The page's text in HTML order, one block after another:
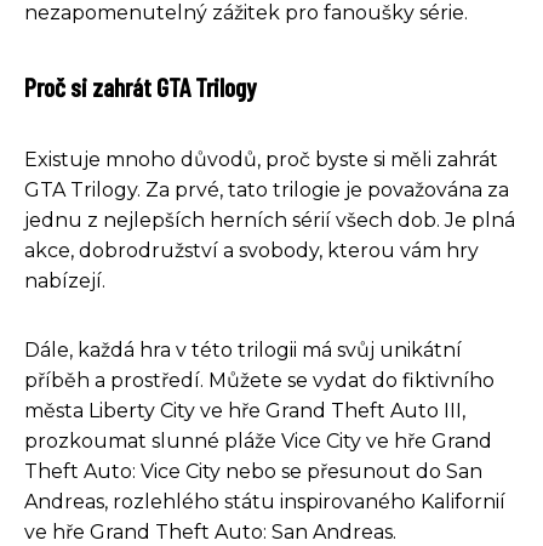
nezapomenutelný zážitek pro fanoušky série.
Proč si zahrát GTA Trilogy
Existuje mnoho důvodů, proč byste si měli zahrát
GTA Trilogy. Za prvé, tato trilogie je považována za
jednu z nejlepších herních sérií všech dob. Je plná
akce, dobrodružství a svobody, kterou vám hry
nabízejí.
Dále, každá hra v této trilogii má svůj unikátní
příběh a prostředí. Můžete se vydat do fiktivního
města Liberty City ve hře Grand Theft Auto III,
prozkoumat slunné pláže Vice City ve hře Grand
Theft Auto: Vice City nebo se přesunout do San
Andreas, rozlehlého státu inspirovaného Kalifornií
ve hře Grand Theft Auto: San Andreas.